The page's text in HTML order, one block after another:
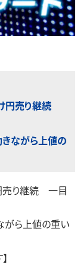
円売り継続
きながら上値の
売り継続 一目
がら上値の重い